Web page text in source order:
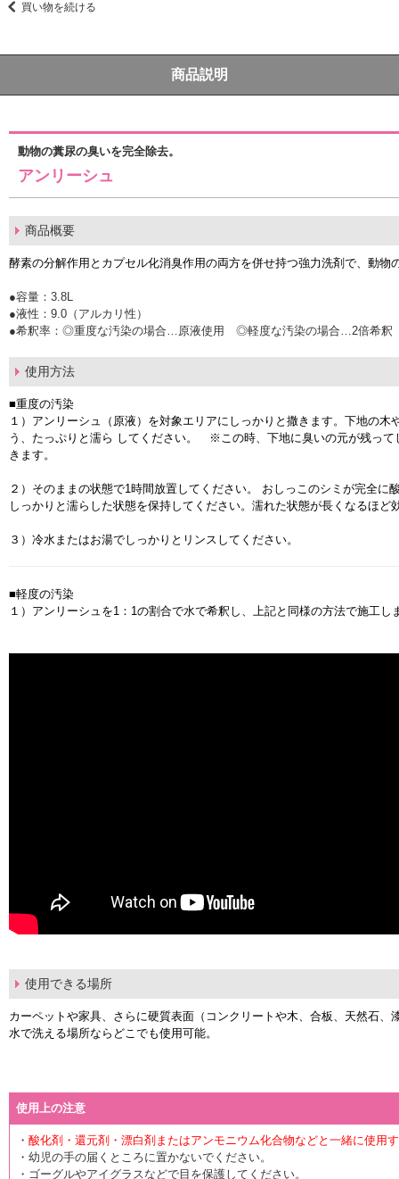
買い物を続ける
商品説明
動物の糞尿の臭いを完全除去。
アンリーシュ
商品概要
酵素の分解作用とカプセル化消臭作用の両方を併せ持つ強力洗剤で、動物
●容量：3.8L
●液性：9.0（アルカリ性）
●希釈率：◎重度な汚染の場合…原液使用 ◎軽度な汚染の場合…2倍希
使用方法
■重度の汚染
１）アンリーシュ（原液）を対象エリアにしっかりと撒きます。下地の木
う、たっぷりと濡ら してください。 ※この時、下地に臭いの元が残って
きます。
２）そのままの状態で1時間放置してください。 おしっこのシミが完全に
しっかりと濡らした状態を保持してください。濡れた状態が長くなるほど
３）冷水またはお湯でしっかりとリンスしてください。
■軽度の汚染
１）アンリーシュを1：1の割合で水で希釈し、上記と同様の方法で施工し
使用できる場所
カーペットや家具、さらに硬質表面（コンクリートや木、合板、天然石、
水で洗える場所ならどこでも使用可能。
使用上の注意
・ 酸化剤・還元剤・漂白剤またはアンモニウム化合物などと一緒に使用
・幼児の手の届くところに置かないでください。
・ゴーグルやアイグラスなどで目を保護してください。